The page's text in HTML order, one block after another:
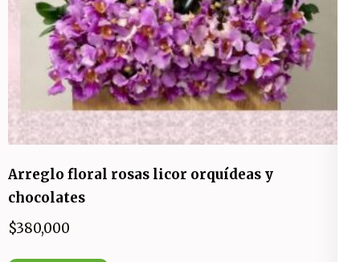
Arreglo floral rosas licor orquídeas y
chocolates
$380,000